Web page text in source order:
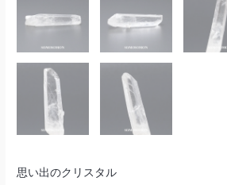
思い出のクリスタル